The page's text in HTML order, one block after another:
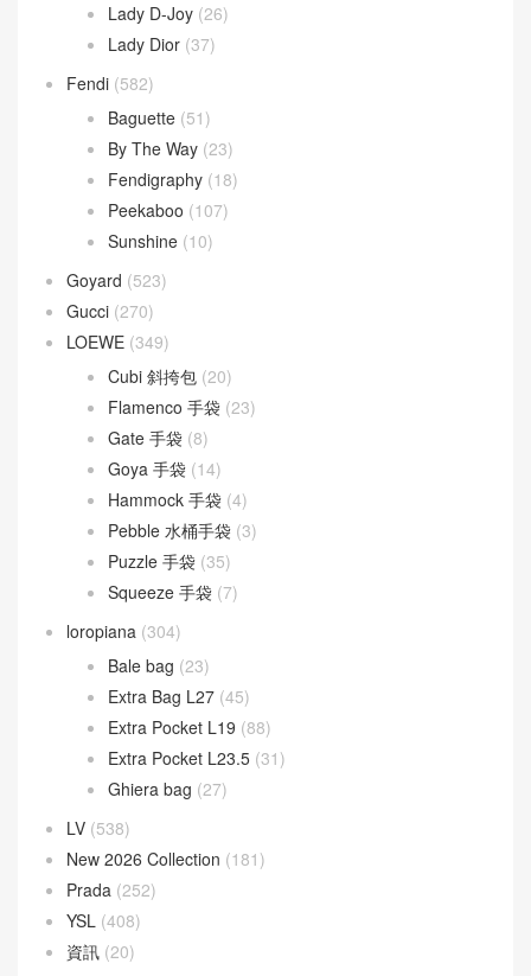
Lady D-Joy (26)
Lady Dior (37)
Fendi (582)
Baguette (51)
By The Way (23)
Fendigraphy (18)
Peekaboo (107)
Sunshine (10)
Goyard (523)
Gucci (270)
LOEWE (349)
Cubi 斜挎包 (20)
Flamenco 手袋 (23)
Gate 手袋 (8)
Goya 手袋 (14)
Hammock 手袋 (4)
Pebble 水桶手袋 (3)
Puzzle 手袋 (35)
Squeeze 手袋 (7)
loropiana (304)
Bale bag (23)
Extra Bag L27 (45)
Extra Pocket L19 (88)
Extra Pocket L23.5 (31)
Ghiera bag (27)
LV (538)
New 2026 Collection (181)
Prada (252)
YSL (408)
資訊 (20)